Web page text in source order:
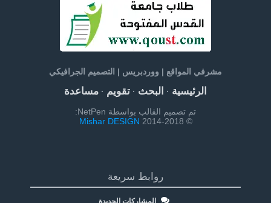
مشرفي المواقع | ووردبريس | التصميم الجرافيكي
الرئيسية· البحث· تقويم· مساعدة
تم تصميم القالب بواسطة NetPen:
© 2014-2018
Mishar DESIGN
روابط سريعة
المشاركات الجديدة